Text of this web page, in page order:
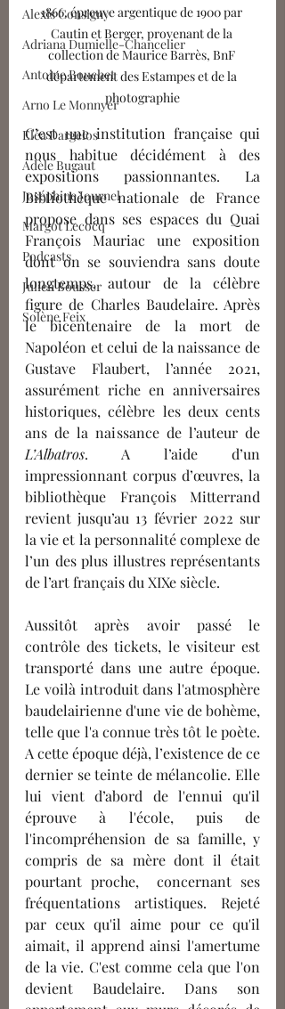
Alexis Consigny
Adriana Dumielle-Chancelier
Antoine Bouchet
Arno Le Monnyer
Eléa Dargelos
Adèle Bugaut
Joséphine Journel
Margot Lecocq
Podcasts
Julien Bousser
Solène Feix
1866, épreuve argentique de 1900 par
Cautin et Berger, provenant de la
collection de Maurice Barrès, BnF
département des Estampes et de la
photographie
C’est une institution française qui
nous habitue décidément à des
expositions passionnantes. La
Bibliothèque nationale de France
propose dans ses espaces du Quai
François Mauriac une exposition
longtemps, autour de la célèbre
figure de Charles Baudelaire. Après
le bicentenaire de la mort de
Napoléon et celui de la naissance de
Gustave Flaubert, l’année 2021,
assurément riche en anniversaires
historiques, célèbre les deux cents
L’Albatros. A l’aide d’un
impressionnant corpus d’œuvres, la
bibliothèque François Mitterrand
revient jusqu’au 13 février 2022 sur
la vie et la personnalité complexe de
l’un des plus illustres représentants
de l’art français du XIXe siècle.
Aussitôt après avoir passé le
transporté dans une autre époque.
Le voilà introduit dans l'atmosphère
baudelairienne d'une vie de bohème,
telle que l'a connue
A cette époque déjà, l’existence de ce
dernier se teinte de mélancolie. Elle
lui vient d’abord de l'ennui qu'il
éprouve à l'école, puis de
l'incompréhension de sa famille, y
compris de sa mère dont il était
pourtant proche,
concernant ses
fréquentations artistiques. Rejeté
par ceux qu'il aime pour ce qu'il
aimait, il apprend ainsi l'amertume
de la vie. C'est comme cela que l'on
devient Baudelaire. Dans son